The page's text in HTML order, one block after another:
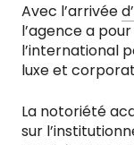
Avec l’arrivée
l’agence a
l’international
luxe et
La notoriété
sur